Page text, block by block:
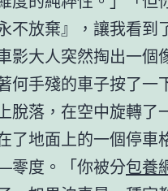
放棄』，讓我看到
影大人突然掏出一個
何手殘的車子按了一
脫落，在空中旋轉了
了地面上的一個停車
度。「你被分包養